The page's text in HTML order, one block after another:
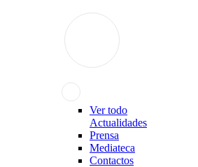
Ver todo
Actualidades
Prensa
Mediateca
Contactos